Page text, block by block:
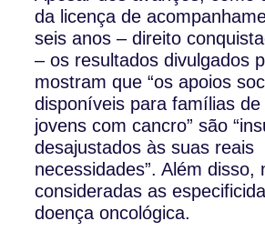
da licença de
seis anos – direito
– os resultados divulgados
mostram que “os apoios
disponíveis para famílias
jovens com cancro” são
desajustados às suas reais
necessidades”. Além disso,
consideradas as
doença oncológica.